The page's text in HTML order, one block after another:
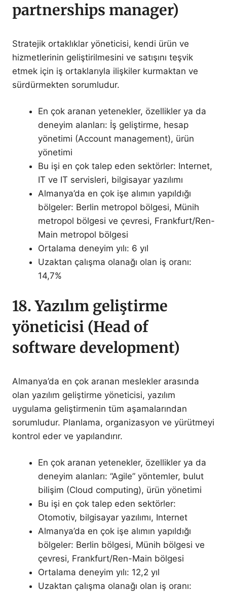
partnerships manager)
Stratejik ortaklıklar yöneticisi, kendi ürün ve
hizmetlerinin geliştirilmesini ve satışını teşvik
etmek için iş ortaklarıyla ilişkiler kurmaktan ve
sürdürmekten sorumludur.
En çok aranan yetenekler, özellikler ya da
deneyim alanları: İş geliştirme, hesap
yönetimi (Account management), ürün
yönetimi
Bu işi en çok talep eden sektörler: Internet,
IT ve IT servisleri, bilgisayar yazılımı
Almanya’da en çok işe alımın yapıldığı
bölgeler: Berlin metropol bölgesi, Münih
metropol bölgesi ve çevresi, Frankfurt/Ren-
Main metropol bölgesi
Ortalama deneyim yılı: 6 yıl
Uzaktan çalışma olanağı olan iş oranı:
14,7%
18. Yazılım geliştirme
yöneticisi (Head of
software development)
Almanya’da en çok aranan meslekler arasında
olan yazılım geliştirme yöneticisi, yazılım
uygulama geliştirmenin tüm aşamalarından
sorumludur. Planlama, organizasyon ve yürütmeyi
kontrol eder ve yapılandırır.
En çok aranan yetenekler, özellikler ya da
deneyim alanları: “Agile” yöntemler, bulut
bilişim (Cloud computing), ürün yönetimi
Bu işi en çok talep eden sektörler:
Otomotiv, bilgisayar yazılımı, Internet
Almanya’da en çok işe alımın yapıldığı
bölgeler: Berlin bölgesi, Münih bölgesi ve
çevresi, Frankfurt/Ren-Main bölgesi
Ortalama deneyim yılı: 12,2 yıl
Uzaktan çalışma olanağı olan iş oranı: